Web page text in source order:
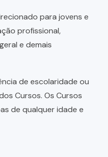
para jovens e
profissional,
e demais
de escolaridade ou
Cursos. Os Cursos
de qualquer idade e